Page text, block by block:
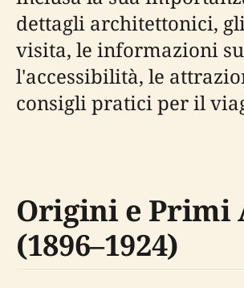
dettagli architettonici,
visita, le informazioni
l'accessibilità, le
consigli pratici per il
Origini e Primi
(1896–1924)